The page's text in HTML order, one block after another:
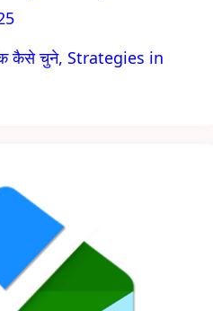
कैसे चुने, Strategies in